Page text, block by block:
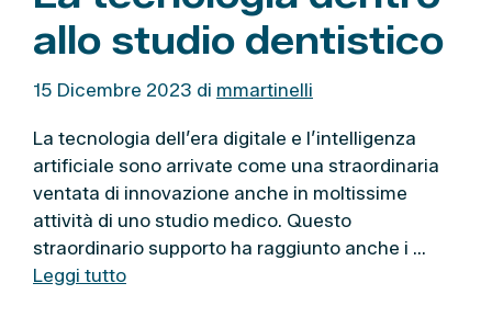
allo studio dentistico
15 Dicembre 2023 di mmartinelli
La tecnologia dell’era digitale e l’intelligenza
artificiale sono arrivate come una straordinaria
ventata di innovazione anche in moltissime
attività di uno studio medico. Questo
straordinario supporto ha raggiunto anche i …
Leggi tutto